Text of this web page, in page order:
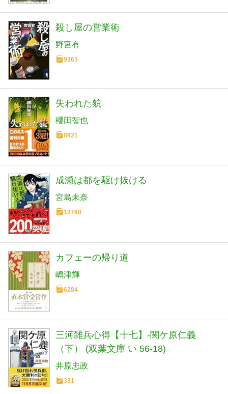
殺し屋の営業術
野宮有
9363
失われた貌
櫻田智也
8921
成瀬は都を駆け抜ける
宮島未奈
12760
カフェーの帰り道
嶋津輝
6284
三河雑兵心得【十七】-関ケ原仁義
（下） (双葉文庫 い 56-18)
井原忠政
331